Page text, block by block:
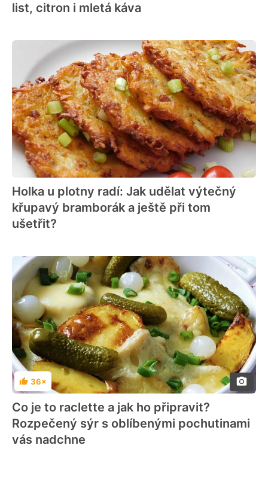
list, citron i mletá káva
Holka u plotny radí: Jak udělat výtečný
křupavý bramborák a ještě při tom
ušetřit?
Hodnocení
36×
Co je to raclette a jak ho připravit?
Rozpečený sýr s oblíbenými pochutinami
vás nadchne